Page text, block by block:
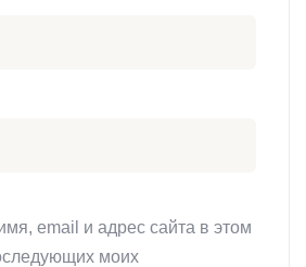
email и адрес сайта в этом
моих